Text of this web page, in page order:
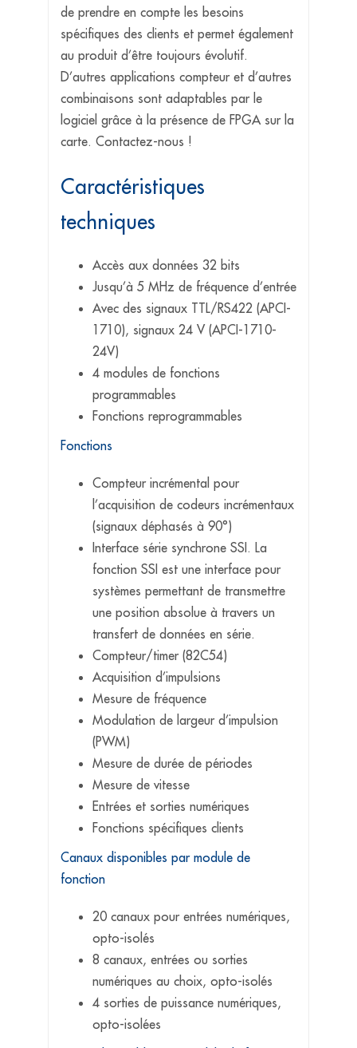
de prendre en compte les besoins
spécifiques des clients et permet également
au produit d’être toujours évolutif.
D’autres applications compteur et d’autres
combinaisons sont adaptables par le
logiciel grâce à la présence de FPGA sur la
carte. Contactez-nous !
Caractéristiques
techniques
Accès aux données 32 bits
Jusqu’à 5 MHz de fréquence d’entrée
Avec des signaux TTL/RS422 (APCI-
1710), signaux 24 V (APCI-1710-
24V)
4 modules de fonctions
programmables
Fonctions reprogrammables
Fonctions
Compteur incrémental pour
l’acquisition de codeurs incrémentaux
(signaux déphasés à 90°)
Interface série synchrone SSI. La
fonction SSI est une interface pour
systèmes permettant de transmettre
une position absolue à travers un
transfert de données en série.
Compteur/timer (82C54)
Acquisition d’impulsions
Mesure de fréquence
Modulation de largeur d’impulsion
(PWM)
Mesure de durée de périodes
Mesure de vitesse
Entrées et sorties numériques
Fonctions spécifiques clients
Canaux disponibles par module de
fonction
20 canaux pour entrées numériques,
opto-isolés
8 canaux, entrées ou sorties
numériques au choix, opto-isolés
4 sorties de puissance numériques,
opto-isolées